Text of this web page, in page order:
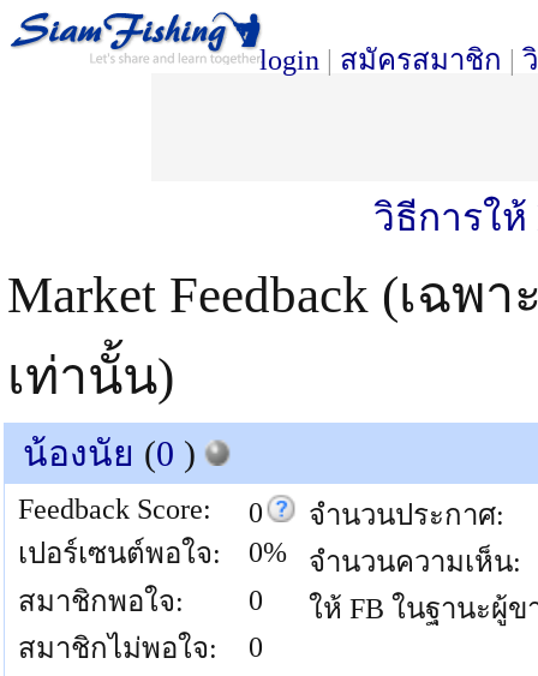
login | สมัครสมาชิก |
วิธีการให้
Market Feedback (เฉ
เท่านั้น)
น้องนัย (0 )
Feedback Score:
0
เปอร์เซนต์พอใจ:
0%
สมาชิกพอใจ:
0
สมาชิกไม่พอใจ:
0
จำนวนประกาศ:
จำนวนความเห็น:
ให้ FB ในฐานะผู้ข